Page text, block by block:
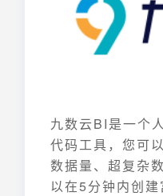
九数云BI是一个
代码工具，您可
数据量、超复杂
以在5分钟内创